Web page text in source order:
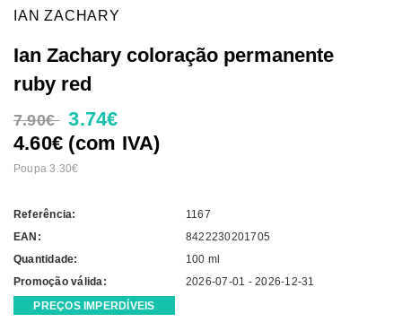
IAN ZACHARY
Ian Zachary coloração permanente
ruby red
7.90€ 3.74€
4.60€ (com IVA)
Poupa 3.30€
Referência:
1167
EAN:
8422230201705
Quantidade:
100 ml
Promoção válida:
2026-07-01 - 2026-12-31
PREÇOS IMPERDÍVEIS